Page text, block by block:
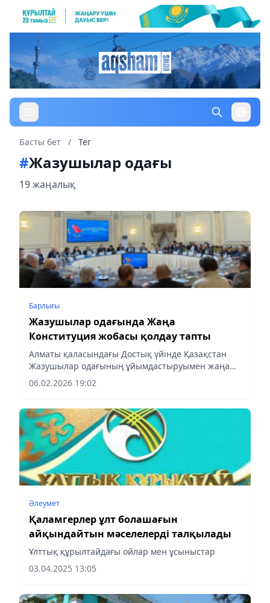
Басты бет / Тег
#Жазушылар одағы
19 жаңалық
Барлығы
Жазушылар одағында Жаңа
Конституция жобасы қолдау тапты
Алматы қаласындағы Достық үйінде Қазақстан
Жазушылар одағының ұйымдастыруымен жаңа
Конституция жобасын талқылауға арналған
мазмұнды жиын өтті. Басқосуға Қазақстан
06.02.2026 19:02
Әлеумет
Қаламгерлер ұлт болашағын
айқындайтын мәселелерді талқылады
Ұлттық құрылтайдағы ойлар мен ұсыныстар
03.04.2025 13:05